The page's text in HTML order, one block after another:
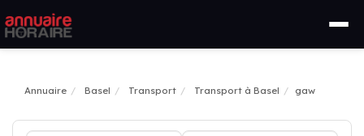
Annuaire Basel Transport Transport à Basel gaw